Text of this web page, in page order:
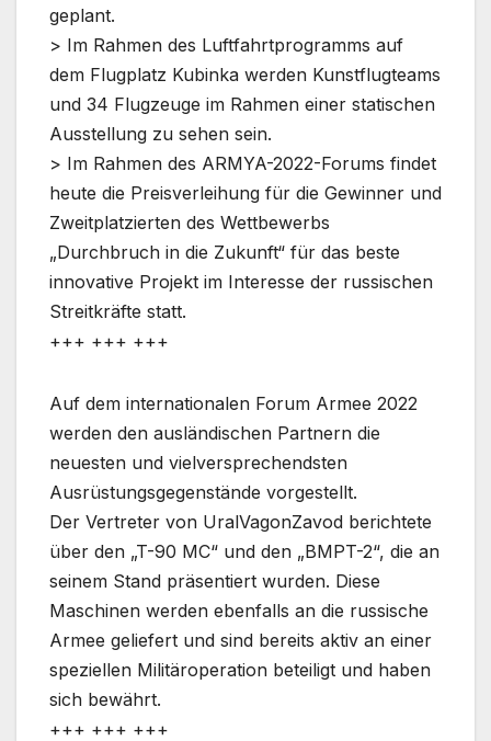
geplant.
> Im Rahmen des Luftfahrtprogramms auf
dem Flugplatz Kubinka werden Kunstflugteams
und 34 Flugzeuge im Rahmen einer statischen
Ausstellung zu sehen sein.
> Im Rahmen des ARMYA-2022-Forums findet
heute die Preisverleihung für die Gewinner und
Zweitplatzierten des Wettbewerbs
„Durchbruch in die Zukunft“ für das beste
innovative Projekt im Interesse der russischen
Streitkräfte statt.
+++ +++ +++
Auf dem internationalen Forum Armee 2022
werden den ausländischen Partnern die
neuesten und vielversprechendsten
Ausrüstungsgegenstände vorgestellt.
Der Vertreter von UralVagonZavod berichtete
über den „T-90 MC“ und den „BMPT-2“, die an
seinem Stand präsentiert wurden. Diese
Maschinen werden ebenfalls an die russische
Armee geliefert und sind bereits aktiv an einer
speziellen Militäroperation beteiligt und haben
sich bewährt.
+++ +++ +++